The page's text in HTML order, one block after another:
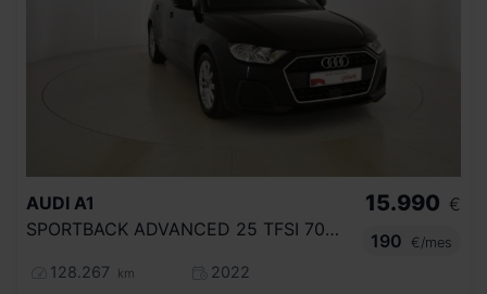
AUDI A1
SPORTBACK ADVANCED 25 TFSI 70KW (95CV)
128.267 km
2022
15.990 €
190
€/mes